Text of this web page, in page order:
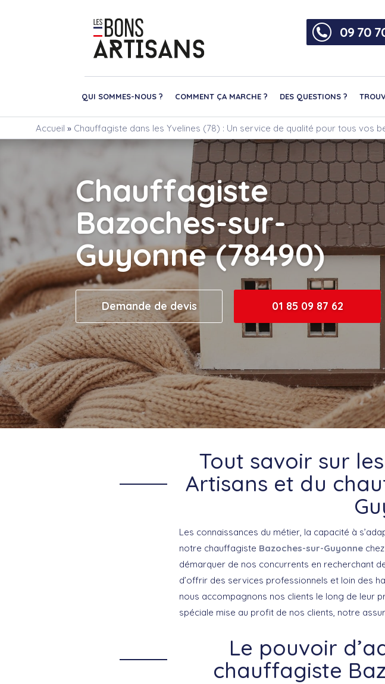
09 70
QUI SOMMES-NOUS ? COMMENT ÇA MARCHE ? DES QUESTIONS ?
Accueil » Chauffagiste dans les Yvelines (78) : Un service de qualité pour tous vos
Chauffagiste
Bazoches-sur-
Guyonne (78490)
Demande de devis 01 85 09 87 62
Tout savoir sur
Artisans et du
Les connaissances du métier, la capacité à
notre chauffagiste Bazoches-sur-Guyonne
démarquer de nos concurrents en recherchant
d’offrir des services professionnels et loin des
nous accompagnons nos clients le long de leur
spéciale mise au profit de nos clients, notre
Le pouvoir
chauffagiste